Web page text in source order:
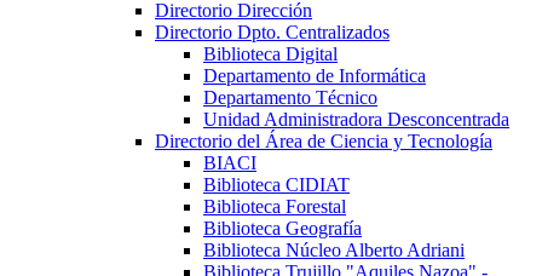
Directorio Dirección
Directorio Dpto. Centralizados
Biblioteca Digital
Departamento de Informática
Departamento Técnico
Unidad Administradora Desconcentrada
Directorio del Área de Ciencia y Tecnología
BIACI
Biblioteca CIDIAT
Biblioteca Forestal
Biblioteca Geografía
Biblioteca Núcleo Alberto Adriani
Biblioteca Trujillo "Aquiles Nazoa" -